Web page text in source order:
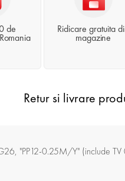
de Ridicare gratuita
magazine
Retur si livrare
"PP12-0.25M/Y" (include